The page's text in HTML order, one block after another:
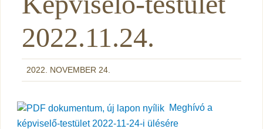
2022.11.24.
2022. NOVEMBER 24.
Meghívó a
képviselő-testület 2022-11-24-i ülésére